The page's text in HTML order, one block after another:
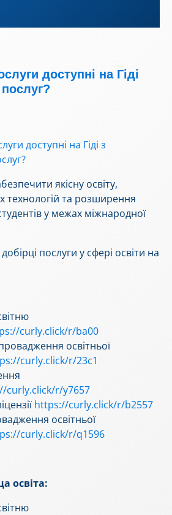
доступні на Гіді
доступні на Гіді з
якісну освіту,
технологій та розширення
у межах міжнародної
послуги у сфері освіти на
curly.click/r/ba00
освітньої
curly.click/r/23c1
curly.click/r/y7657
https://curly.click/r/b2557
освітньої
curly.click/r/q1596
освіта: